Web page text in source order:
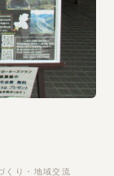
くり・地域交流